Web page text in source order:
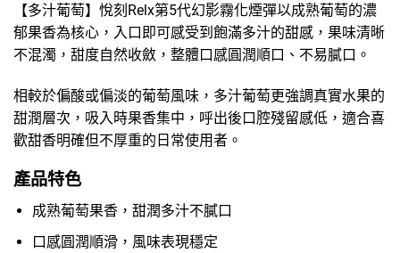
【多汁葡萄】悅刻Relx第5代幻影霧化煙彈以成熟葡萄的濃
郁果香為核心，入口即可感受到飽滿多汁的甜感，果味清晰
不混濁，甜度自然收斂，整體口感圓潤順口、不易膩口。
相較於偏酸或偏淡的葡萄風味，多汁葡萄更強調真實水果的
甜潤層次，吸入時果香集中，呼出後口腔殘留感低，適合喜
歡甜香明確但不厚重的日常使用者。
產品特色
成熟葡萄果香，甜潤多汁不膩口
口感圓潤順滑，風味表現穩定